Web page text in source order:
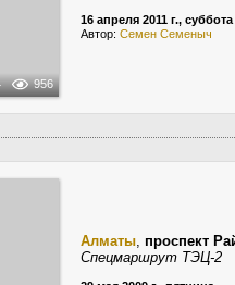
956
16 апреля 2011 г., суббота
Автор: Семен Семеныч
Алматы, проспект
Спецмаршрут ТЭЦ-2